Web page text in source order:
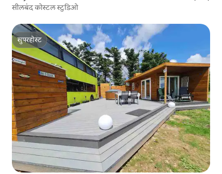
सीलबंद कोस्टल स्टुडिओ
सुपरहोस्ट
सुपरहोस्ट